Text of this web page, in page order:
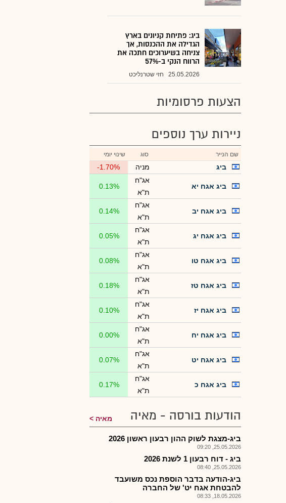
ביג: פתיחת קניונים בארץ
הגדילה את ההכנסות, אך
צניחה בשיערוכים חתכה את
הרווח הנקי ב-57%
25.05.2026 חזי שטרנליכט
הצעות פרסומיות
ניירות ערך נוספים
שם הנייר סוג שינוי יומי
ביג מניה -1.70%
ביג אגח יא
אג"ח
ת"א
0.13%
ביג אגח יב
אג"ח
ת"א
0.14%
ביג אגח יג
אג"ח
ת"א
0.05%
ביג אגח טו
אג"ח
ת"א
0.08%
ביג אגח טז
אג"ח
ת"א
0.18%
ביג אגח יז
אג"ח
ת"א
0.10%
ביג אגח יח
אג"ח
ת"א
0.00%
ביג אגח יט
אג"ח
ת"א
0.07%
ביג אגח כ
אג"ח
ת"א
0.17%
הודעות בורסה - מאיה מאיה
ביג-מצגת לשוק ההון רבעון ראשון 2026
25.05.2026, 09:20
ביג - דוח רבעון 1 לשנת 2026
25.05.2026, 08:40
ביג-הודעה בדבר הוספת נכס משועבד
להבטחת אגח יט' של החברה
18.05.2026, 08:33